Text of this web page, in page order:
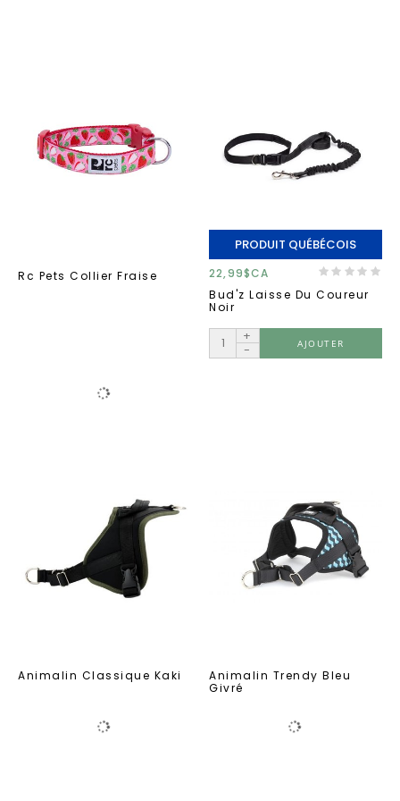
Rc Pets Collier Fraise
PRODUIT QUÉBÉCOIS
22,99$CA
Bud'z Laisse Du Coureur
Noir
+
-
AJOUTER
Animalin Classique Kaki
Animalin Trendy Bleu
Givré